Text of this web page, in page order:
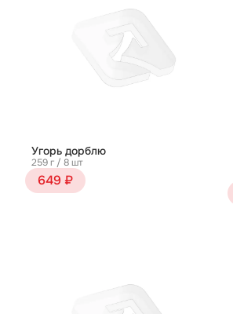
Угорь дорблю
259 г / 8 шт
649 ₽